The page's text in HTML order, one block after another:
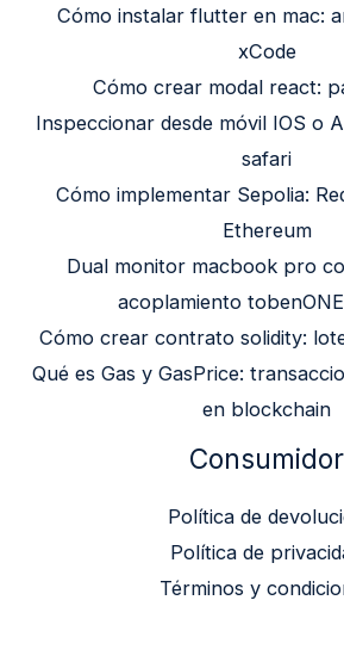
Cómo instalar flutter en mac:
xCode
Cómo crear modal react:
Inspeccionar desde móvil IOS o
safari
Cómo implementar Sepolia:
Ethereum
Dual monitor macbook pro
acoplamiento
Cómo crear contrato solidity:
Qué es Gas y GasPrice:
en blockchain
Consumidor
Política de
Política de
Términos y